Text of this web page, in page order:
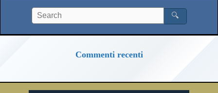
🔍
Commenti recenti